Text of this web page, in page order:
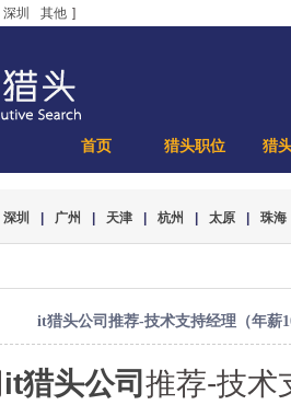
深圳 其他 ]
首页 猎头职位 猎
深圳 广州 天津 杭州 太原 珠海
it猎头公司推荐-技术支持经理（年薪
it猎头公司推荐-技术